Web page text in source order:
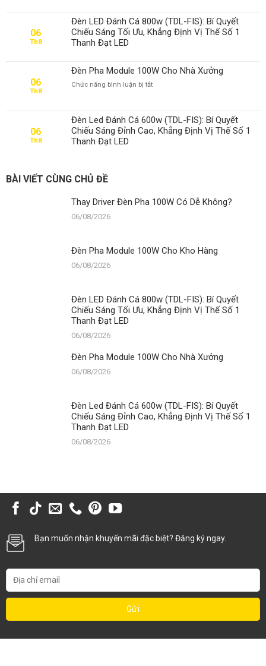
Không?
Module
100W
Cho
06
Th8
Đèn LED Đánh Cá 800w (TDL-FIS): Bí Quyết
Chiếu Sáng Tối Ưu, Khẳng Định Vị Thế Số 1
Thanh Đạt LED
06
Th8
Đèn Pha Module 100W Cho Nhà Xưởng
Chức năng bình luận bị tắtở
Module
100W
Cho
06
Th8
Đèn Led Đánh Cá 600w (TDL-FIS): Bí Quyết
Chiếu Sáng Đỉnh Cao, Khẳng Định Vị Thế Số 1
Thanh Đạt LED
BÀI VIẾT CÙNG CHỦ ĐỀ
Thay Driver Đèn Pha 100W Có Dễ Không?
06/08/2026
Đèn Pha Module 100W Cho Kho Hàng
06/08/2026
Đèn LED Đánh Cá 800w (TDL-FIS): Bí Quyết
Chiếu Sáng Tối Ưu, Khẳng Định Vị Thế Số 1
Thanh Đạt LED
06/08/2026
Đèn Pha Module 100W Cho Nhà Xưởng
06/08/2026
Đèn Led Đánh Cá 600w (TDL-FIS): Bí Quyết
Chiếu Sáng Đỉnh Cao, Khẳng Định Vị Thế Số 1
Thanh Đạt LED
06/08/2026
Bạn muốn nhận khuyến mãi đặc biệt? Đăng ký ngay.